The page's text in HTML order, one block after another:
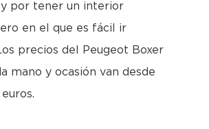
por tener un interior
en el que es fácil ir
precios del Peugeot Boxer
mano y ocasión van desde
euros.